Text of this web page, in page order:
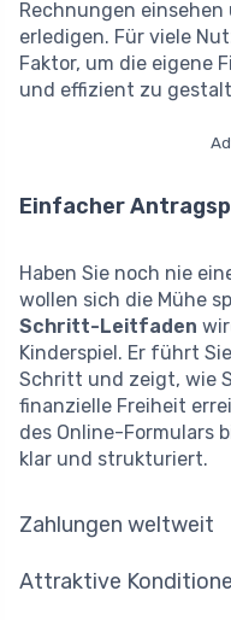
Rechnungen einsehen
erledigen. Für viele
Faktor, um die eigene
und effizient zu
Einfacher
Haben Sie noch nie
wollen sich die Mühe
Schritt-Leitfaden
Kinderspiel. Er führt
Schritt und zeigt, wie
finanzielle Freiheit
des Online-Formulars
klar und strukturiert.
Zahlungen weltweit
Attraktive